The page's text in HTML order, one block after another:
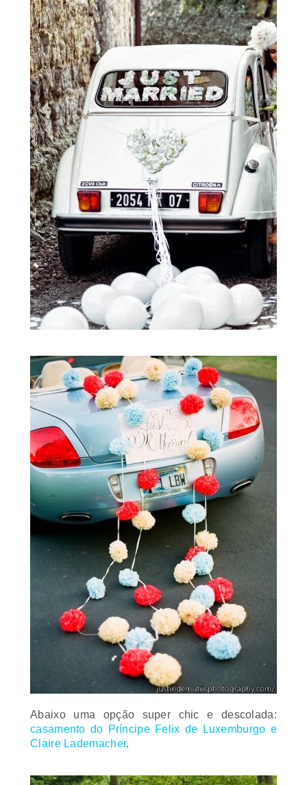
Abaixo uma opção super chic e descolada:
casamento do Príncipe Felix de Luxemburgo e
Claire Lademacher.